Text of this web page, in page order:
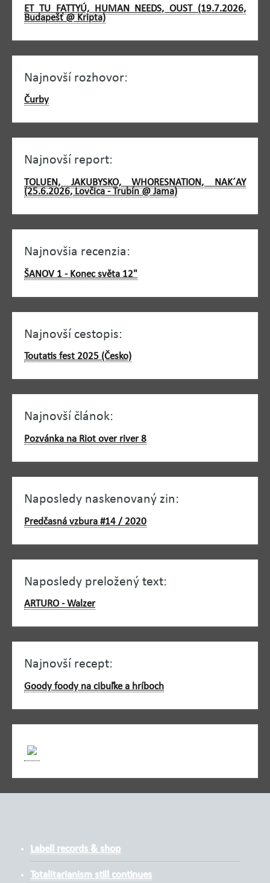
ET TU FATTYÚ, HUMAN NEEDS, OUST (19.7.2026,
Budapešť @ Kripta)
Najnovší rozhovor:
Čurby
Najnovší report:
TOLUEN, JAKUBYSKO, WHORESNATION, NAK´AY
(25.6.2026, Lovčica - Trubín @ Jama)
Najnovšia recenzia:
ŠANOV 1 - Konec světa 12"
Najnovší cestopis:
Toutatis fest 2025 (Česko)
Najnovší článok:
Pozvánka na Riot over river 8
Naposledy naskenovaný zin:
Predčasná vzbura #14 / 2020
Naposledy preložený text:
ARTURO - Walzer
Najnovší recept:
Goody foody na cibuľke a hríboch
Labell records & shop
Totalitarianism still continues